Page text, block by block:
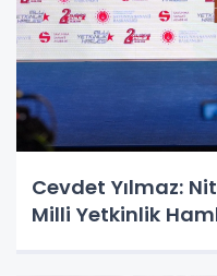
Cevdet Yılmaz:
Milli Yetkinlik